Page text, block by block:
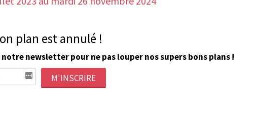
plan est annulé !
newsletter pour ne pas louper nos supers bons plans !
M'INSCRIRE